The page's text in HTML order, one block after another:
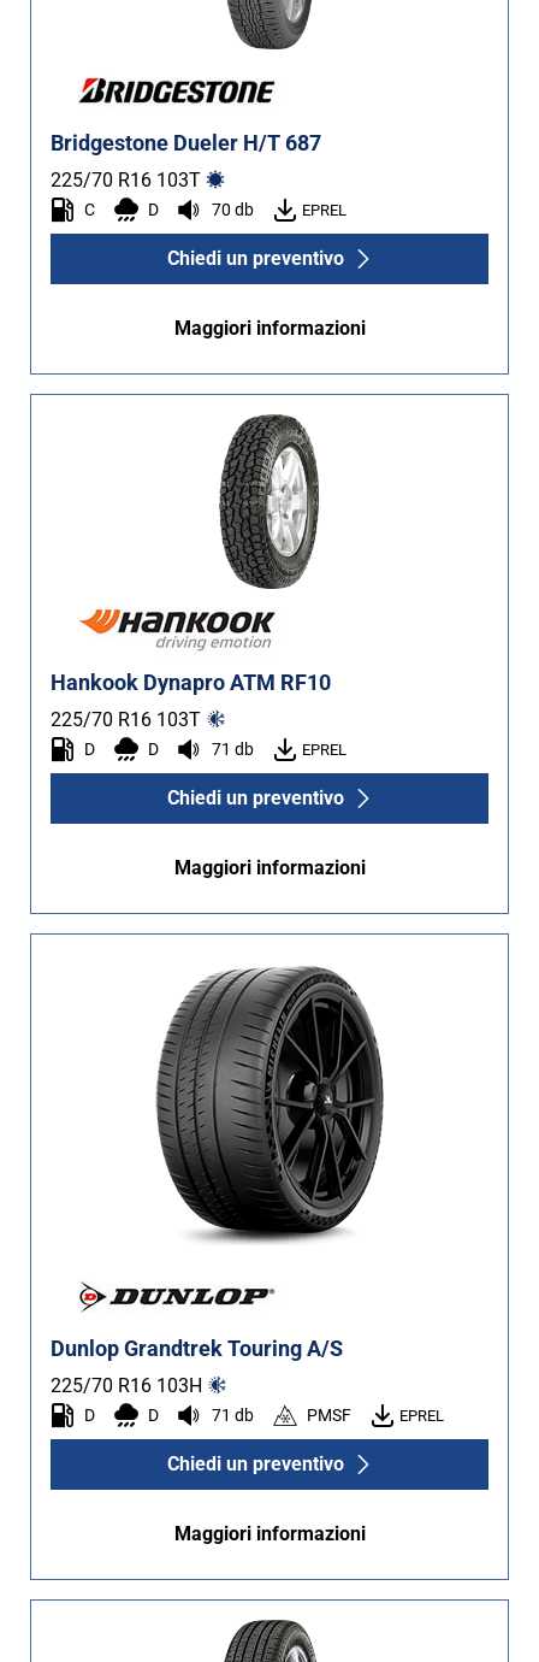
Bridgestone Dueler H/T 687
225/70 R16 103T
C D 70 db EPREL
Chiedi un preventivo
Maggiori informazioni
Hankook Dynapro ATM RF10
225/70 R16 103T
D D 71 db EPREL
Chiedi un preventivo
Maggiori informazioni
Dunlop Grandtrek Touring A/S
225/70 R16 103H
D D 71 db PMSF EPREL
Chiedi un preventivo
Maggiori informazioni